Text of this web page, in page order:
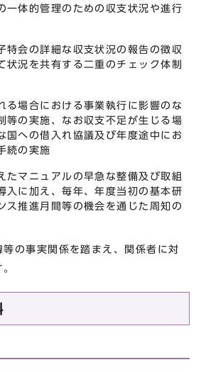
一体的管理のための収支状況や進行
特会の詳細な収支状況の報告の徴収
状況を共有する二重のチェック体制
る場合における事業執行に影響のな
等の実施、なお収支不足が生じる場
国への借入れ協議及び年度途中にお
続の実施
たマニュアルの早急な整備及び取組
入に加え、毎年、年度当初の基本研
ス推進月間等の機会を通じた周知の
の事実関係を踏まえ、関係者に対